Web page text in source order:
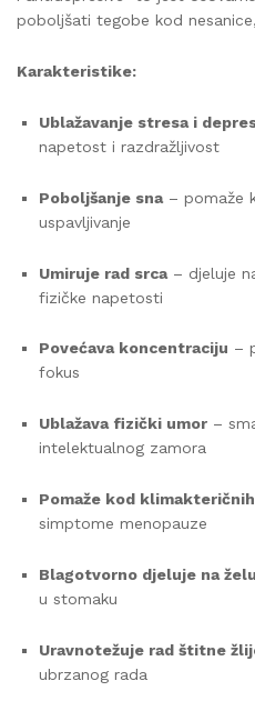
poboljšati tegobe kod
Karakteristike:
Ublažavanje stresa i
napetost i razdražljivost
Poboljšanje sna– pomaže
uspavljivanje
Umiruje rad srca– djeluje
fizičke napetosti
Povećava koncentraciju –
fokus
Ublažava fizički umor –
intelektualnog zamora
Pomaže kod
simptome menopauze
Blagotvorno djeluje na
u stomaku
Uravnotežuje rad štitne
ubrzanog rada